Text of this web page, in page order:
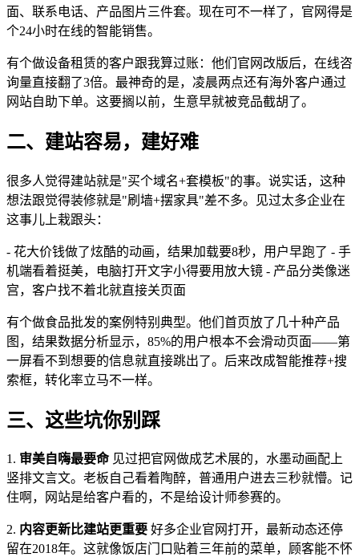
面、联系电话、产品图片三件套。现在可不一样了，官网得是
个24小时在线的智能销售。
有个做设备租赁的客户跟我算过账：他们官网改版后，在线咨
询量直接翻了3倍。最神奇的是，凌晨两点还有海外客户通过
网站自助下单。这要搁以前，生意早就被竞品截胡了。
二、建站容易，建好难
很多人觉得建站就是"买个域名+套模板"的事。说实话，这种
想法跟觉得装修就是"刷墙+摆家具"差不多。见过太多企业在
这事儿上栽跟头：
- 花大价钱做了炫酷的动画，结果加载要8秒，用户早跑了 - 手
机端看着挺美，电脑打开文字小得要用放大镜 - 产品分类像迷
宫，客户找不着北就直接关页面
有个做食品批发的案例特别典型。他们首页放了几十种产品
图，结果数据分析显示，85%的用户根本不会滑动页面——第
一屏看不到想要的信息就直接跳出了。后来改成智能推荐+搜
索框，转化率立马不一样。
三、这些坑你别踩
1. 审美自嗨最要命 见过把官网做成艺术展的，水墨动画配上
竖排文言文。老板自己看着陶醉，普通用户进去三秒就懵。记
住啊，网站是给客户看的，不是给设计师参赛的。
2. 内容更新比建站更重要 好多企业官网打开，最新动态还停
留在2018年。这就像饭店门口贴着三年前的菜单，顾客能不怀